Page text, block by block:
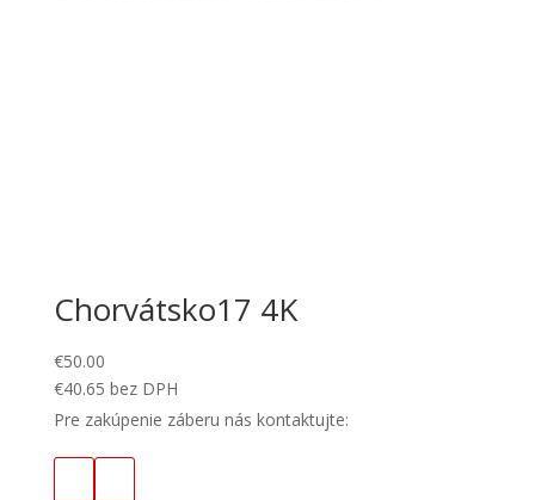
Chorvátsko17 4K
€50.00
€40.65 bez DPH
Pre zakúpenie záberu nás kontaktujte: